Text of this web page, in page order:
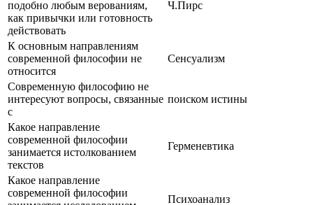
подобно любым верованиям,
как привычки или готовность
действовать
Ч.Пирс
К основным направлениям
современной философии не
относится
Сенсуализм
Современную философию не
интересуют вопросы, связанные
с
поиском истины
Какое направление
современной философии
занимается истолкованием
текстов
Герменевтика
Какое направление
современной философии
Психоанализ